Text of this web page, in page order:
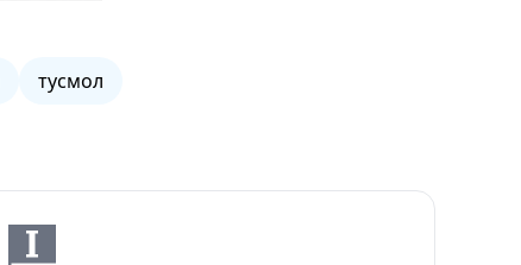
тусмол